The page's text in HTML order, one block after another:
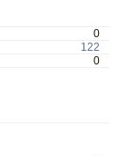
0
122
0